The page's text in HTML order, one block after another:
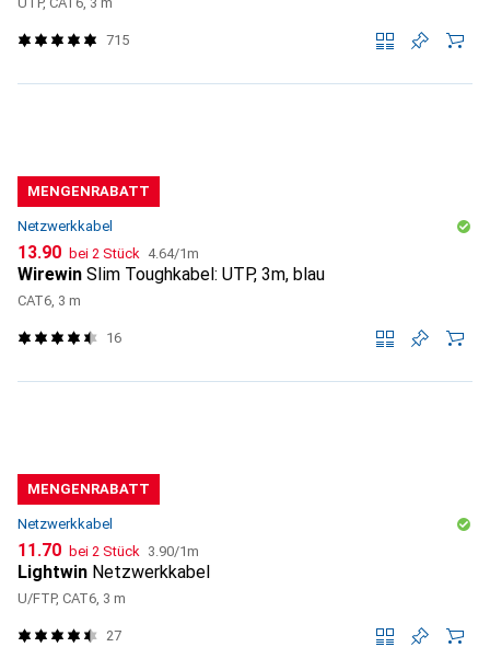
715
MENGENRABATT
Netzwerkkabel
CHF
13.90 bei 2 Stück CHF
4.64/1m
Wirewin Slim Toughkabel: UTP, 3m, blau
CAT6, 3 m
16
MENGENRABATT
Netzwerkkabel
CHF
11.70 bei 2 Stück CHF
3.90/1m
Lightwin Netzwerkkabel
U/FTP, CAT6, 3 m
27